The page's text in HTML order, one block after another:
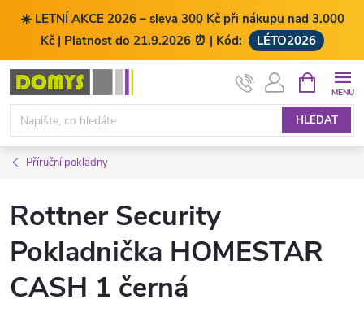
☀️ LETNÍ AKCE 2026 – sleva 300 Kč při nákupu nad 3.000
Kč | Platnost do 21.9.2026 ⏰ | Kód:
LÉTO2026
Přejít
obsah
HLEDAT
NÁKUPNÍ
KOŠÍK
Příruční pokladny
Rottner Security
Pokladnička HOMESTAR
CASH 1 černá